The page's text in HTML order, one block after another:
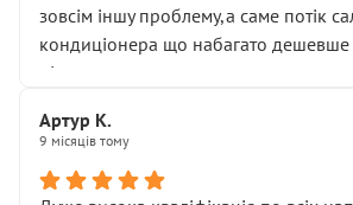
зовсім іншу проблему,а саме потік
кондиціонера що набагато
підсумку.
Артур К.
9 місяців тому